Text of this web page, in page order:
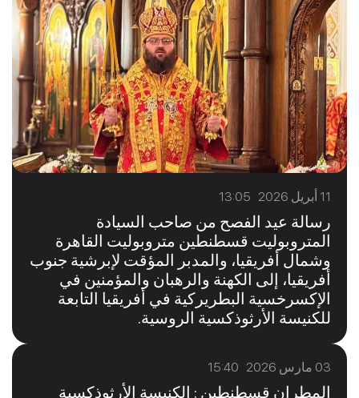
11 أبريل 2026 13:05
رسالة عيد الفصح من صاحب السيادة
المتروبوليت قسطنطين متروبوليت القاهرة
وشمال أفريقيا، والمدبر المؤقت لإبرشية جنوب
أفريقيا، إلى الكهنة والرهبان والمؤمنين في
الإكسرخسية البطريركية في أفريقيا التابعة
للكنيسة الأرثوذكسية الروسية.
03 مارس 2026 15:40
المطران قسطنطين : الكنيسة الأرثوذكسية